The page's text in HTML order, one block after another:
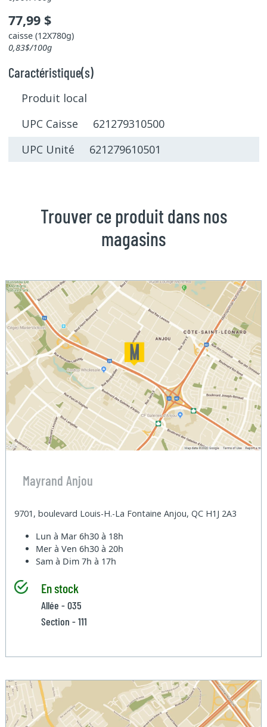
77,99 $
caisse (12X780g)
0,83$/100g
Caractéristique(s)
Produit local
UPC Caisse 621279310500
UPC Unité 621279610501
Trouver ce produit dans nos
magasins
Mayrand Anjou
9701, boulevard Louis-H.-La Fontaine Anjou, QC H1J 2A3
Lun à Mar6h30 à 18h
Mer à Ven6h30 à 20h
Sam à Dim7h à 17h
En stock
Allée - 035
Section - 111